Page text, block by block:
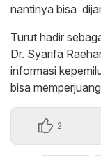
nantinya bisa
Turut hadir
Dr. Syarifa
informasi
bisa
2